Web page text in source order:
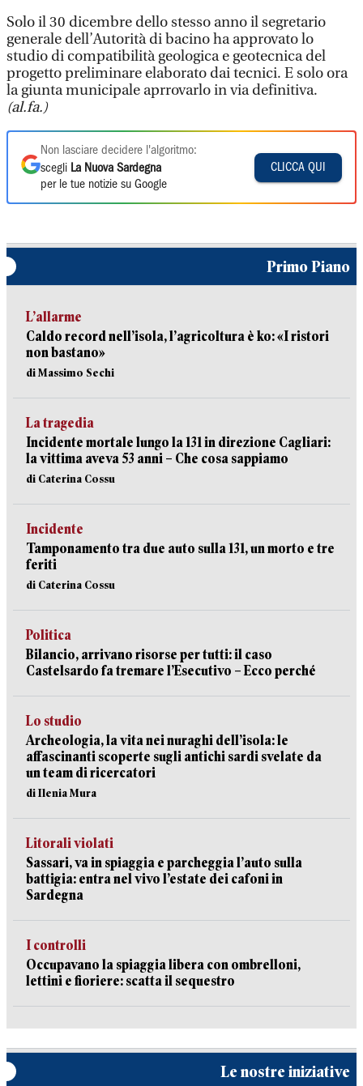
Solo il 30 dicembre dello stesso anno il segretario
generale dell’Autorità di bacino ha approvato lo
studio di compatibilità geologica e geotecnica del
progetto preliminare elaborato dai tecnici. E solo ora
la giunta municipale aprrovarlo in via definitiva.
(al.fa.)
Non lasciare decidere l'algoritmo:
scegli La Nuova Sardegna
per le tue notizie su Google
CLICCA QUI
Primo Piano
L’allarme
Caldo record nell’isola, l’agricoltura è ko: «I ristori
non bastano»
di Massimo Sechi
La tragedia
Incidente mortale lungo la 131 in direzione Cagliari:
la vittima aveva 53 anni – Che cosa sappiamo
di Caterina Cossu
Incidente
Tamponamento tra due auto sulla 131, un morto e tre
feriti
di Caterina Cossu
Politica
Bilancio, arrivano risorse per tutti: il caso
Castelsardo fa tremare l’Esecutivo – Ecco perché
Lo studio
Archeologia, la vita nei nuraghi dell’isola: le
affascinanti scoperte sugli antichi sardi svelate da
un team di ricercatori
di Ilenia Mura
Litorali violati
Sassari, va in spiaggia e parcheggia l’auto sulla
battigia: entra nel vivo l’estate dei cafoni in
Sardegna
I controlli
Occupavano la spiaggia libera con ombrelloni,
lettini e fioriere: scatta il sequestro
Le nostre iniziative